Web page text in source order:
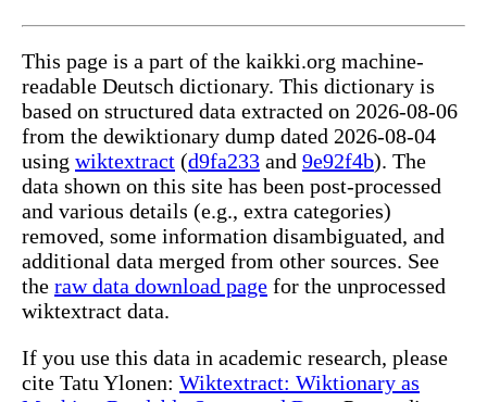
This page is a part of the kaikki.org machine-
readable Deutsch dictionary. This dictionary is
based on structured data extracted on 2026-08-06
from the dewiktionary dump dated 2026-08-04
using wiktextract (d9fa233 and 9e92f4b). The
data shown on this site has been post-processed
and various details (e.g., extra categories)
removed, some information disambiguated, and
additional data merged from other sources. See
the raw data download page for the unprocessed
wiktextract data.
If you use this data in academic research, please
cite Tatu Ylonen: Wiktextract: Wiktionary as